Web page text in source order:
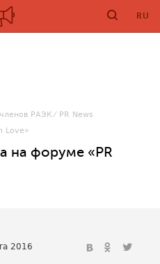
RU
РАЭК
PR News
Love»
на форуме «PR
2016